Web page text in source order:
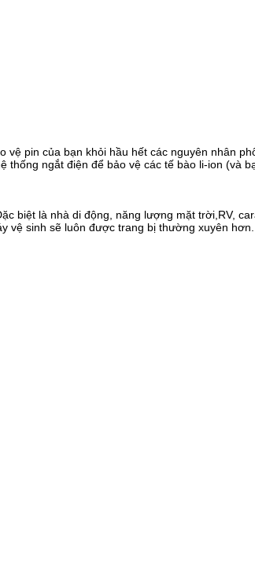
pin của bạn khỏi hầu hết các nguyên nhân
ngắt điện để bảo vệ các tế bào li-ion (và
biệt là nhà di động, năng lượng mặt trời, RV,
vệ sinh sẽ luôn được trang bị thường xuyên hơn.